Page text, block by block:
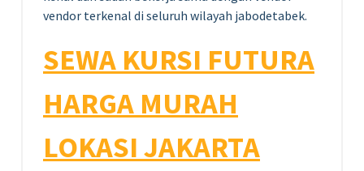
vendor terkenal di seluruh wilayah jabodetabek.
SEWA KURSI FUTURA
HARGA MURAH
LOKASI JAKARTA